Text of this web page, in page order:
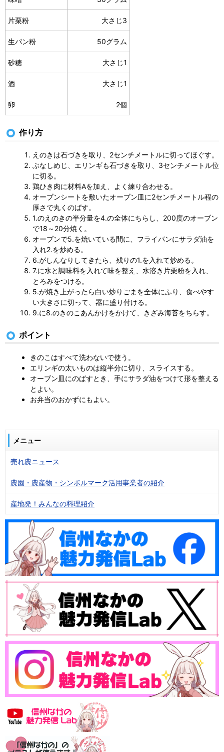
片栗粉 大さじ3
生パン粉 50グラム
砂糖 大さじ1
酒 大さじ1
卵 2個
作り方
えのきは石づきを取り、2センチメートルに切ってほぐす。
ぶなしめじ、エリンギも石づきを取り、3センチメートル位
に切る。
鶏ひき肉に材料Aを加え、よく練り合わせる。
オーブンシートを敷いたオーブン皿に2センチメートル程の
厚さで丸くのばす。
1.のえのきの半分量を4.の全体にちらし、200度のオーブン
で18～20分焼く。
オーブンで5.を焼いている間に、フライパンにサラダ油を
入れ2.を炒める。
6.がしんなりしてきたら、残りの1.を入れて炒める。
7.に水と調味料を入れて味を整え、水溶き片栗粉を入れ、
とろみをつける。
5.が焼き上がったら白い炒りごまを全体にふり、食べやす
い大きさに切って、器に盛り付ける。
9.に8.のきのこあんかけをかけて、きざみ海苔をちらす。
ポイント
きのこはすべて洗わないで使う。
エリンギの太いものは縦半分に切り、スライスする。
オーブン皿にのばすとき、手にサラダ油をつけて形を整える
とよい。
お弁当のおかずにもよい。
メニュー
売れ農ニュース
農園・農産物・シンボルマーク活用事業者の紹介
産地発！みんなの料理紹介